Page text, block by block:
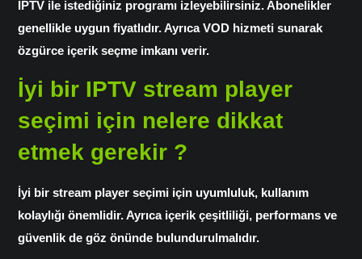
IPTV ile istediğiniz programı izleyebilirsiniz. Abonelikler
genellikle uygun fiyatlıdır. Ayrıca VOD hizmeti sunarak
özgürce içerik seçme imkanı verir.
İyi bir IPTV stream player
seçimi için nelere dikkat
etmek gerekir ?
İyi bir stream player seçimi için uyumluluk, kullanım
kolaylığı önemlidir. Ayrıca içerik çeşitliliği, performans ve
güvenlik de göz önünde bulundurulmalıdır.